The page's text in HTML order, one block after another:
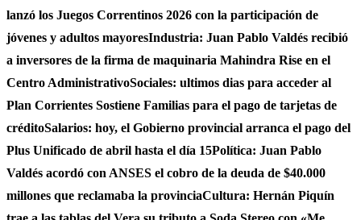
lanzó los Juegos Correntinos 2026 con la participación de
jóvenes y adultos mayoresIndustria: Juan Pablo Valdés recibió
a inversores de la firma de maquinaria Mahindra Rise en el
Centro AdministrativoSociales: ultimos dias para acceder al
Plan Corrientes Sostiene Familias para el pago de tarjetas de
créditoSalarios: hoy, el Gobierno provincial arranca el pago del
Plus Unificado de abril hasta el día 15Política: Juan Pablo
Valdés acordó con ANSES el cobro de la deuda de $40.000
millones que reclamaba la provinciaCultura: Hernán Piquín